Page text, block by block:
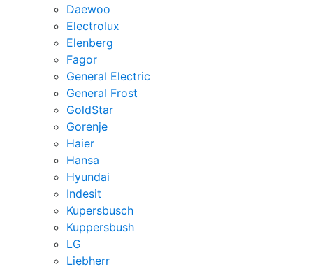
Daewoo
Electrolux
Elenberg
Fagor
General Electric
General Frost
GoldStar
Gorenje
Haier
Hansa
Hyundai
Indesit
Kupersbusch
Kuppersbush
LG
Liebherr